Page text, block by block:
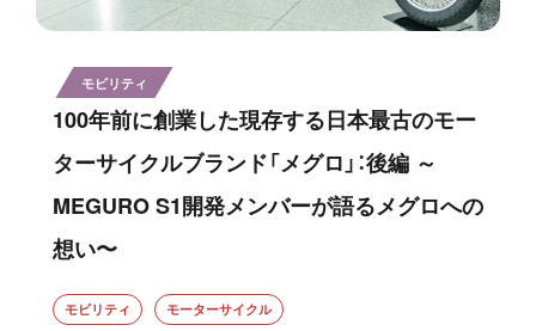
モビリティ
100年前に創業した現存する日本最古のモー
ターサイクルブランド「メグロ」：後編 ～
MEGURO S1開発メンバーが語るメグロへの
想い〜
モビリティ モーターサイクル